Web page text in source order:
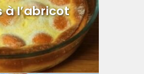
l’abricot